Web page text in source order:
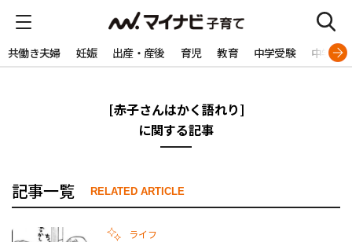
共働き夫婦 妊娠 出産・産後 育児 教育 中学受験 中学生
[赤子さんはかく語れり]
に関する記事
記事一覧 RELATED ARTICLE
ライフ